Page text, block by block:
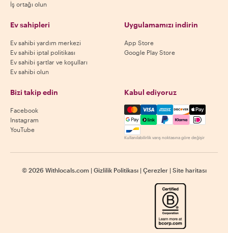
İş ortağı olun
Ev sahipleri
Ev sahibi yardım merkezi
Ev sahibi iptal politikası
Ev sahibi şartlar ve koşulları
Ev sahibi olun
Uygulamamızı indirin
App Store
Google Play Store
Bizi takip edin
Facebook
Instagram
YouTube
Kabul ediyoruz
Mastercard, Visa, Amex,
Kullanılabilirlik varış noktasına göre değişir
© 2026 Withlocals.com | Gizlilik Politikası | Çerezler | Site haritası